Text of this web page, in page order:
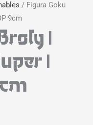
/ Figura Goku
9cm
|
|